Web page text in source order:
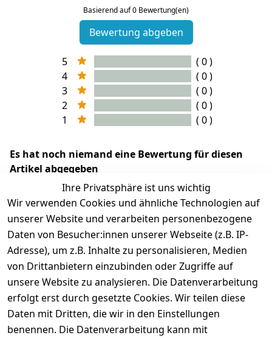
Basierend auf 0 Bewertung(en)
Bewertung abgeben
5
( 0 )
4
( 0 )
3
( 0 )
2
( 0 )
1
( 0 )
Es hat noch niemand eine Bewertung für diesen
Artikel abgegeben
Ihre Privatsphäre ist uns wichtig
Wir verwenden Cookies und ähnliche Technologien auf
unserer Website und verarbeiten personenbezogene
Daten von Besucher:innen unserer Webseite (z.B. IP-
Adresse), um z.B. Inhalte zu personalisieren, Medien
von Drittanbietern einzubinden oder Zugriffe auf
unsere Website zu analysieren. Die Datenverarbeitung
erfolgt erst durch gesetzte Cookies. Wir teilen diese
Daten mit Dritten, die wir in den Einstellungen
benennen. Die Datenverarbeitung kann mit
Rechtliches Services
Kontakt
Wir
versenden
mit
Zahle
bequem per